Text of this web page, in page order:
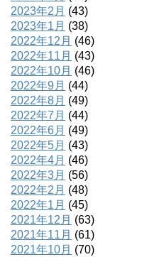
2023年2月 (43)
2023年1月 (38)
2022年12月 (46)
2022年11月 (43)
2022年10月 (46)
2022年9月 (44)
2022年8月 (49)
2022年7月 (44)
2022年6月 (49)
2022年5月 (43)
2022年4月 (46)
2022年3月 (56)
2022年2月 (48)
2022年1月 (45)
2021年12月 (63)
2021年11月 (61)
2021年10月 (70)